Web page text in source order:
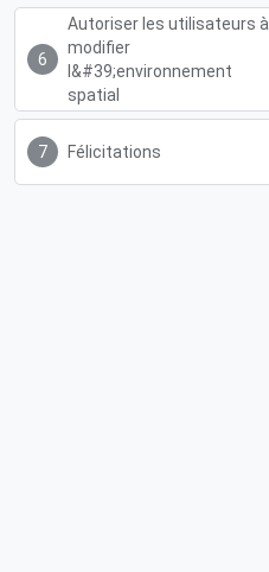
Autoriser les utilisateurs à
modifier
l&#39;environnement
spatial
Félicitations